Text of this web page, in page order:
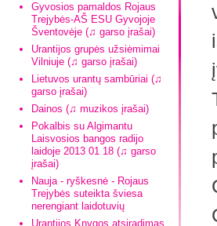
Gyvosios pamaldos Rojaus
Trejybės-AŠ ESU Gyvojoje
Šventovėje (♫ garso įrašai)
Urantijos grupės užsiėmimai
Vilniuje (♫ garso įrašai)
Lietuvos urantų sambūriai (♫
garso įrašai)
Dainos (♫ muzikos įrašai)
Pokalbis su Algimantu
Laisvosios bangos radijo
laidoje 2013 01 18 (♫ garso
įrašai)
Nauja - ryškesnė - Rojaus
Trejybės suteikta šviesa
nerengiant laidotuvių
Urantijos Knygos atsiradimas